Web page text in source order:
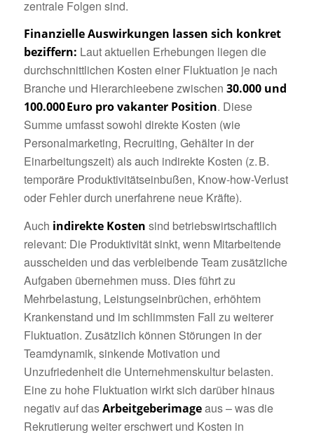
zentrale Folgen sind.
Finanzielle Auswirkungen lassen sich konkret
beziffern: Laut aktuellen Erhebungen liegen die
durchschnittlichen Kosten einer Fluktuation je nach
Branche und Hierarchieebene zwischen 30.000 und
100.000 Euro pro vakanter Position. Diese
Summe umfasst sowohl direkte Kosten (wie
Personalmarketing, Recruiting, Gehälter in der
Einarbeitungszeit) als auch indirekte Kosten (z. B.
temporäre Produktivitätseinbußen, Know-how-Verlust
oder Fehler durch unerfahrene neue Kräfte).
Auch indirekte Kosten sind betriebswirtschaftlich
relevant: Die Produktivität sinkt, wenn Mitarbeitende
ausscheiden und das verbleibende Team zusätzliche
Aufgaben übernehmen muss. Dies führt zu
Mehrbelastung, Leistungseinbrüchen, erhöhtem
Krankenstand und im schlimmsten Fall zu weiterer
Fluktuation. Zusätzlich können Störungen in der
Teamdynamik, sinkende Motivation und
Unzufriedenheit die Unternehmenskultur belasten.
Eine zu hohe Fluktuation wirkt sich darüber hinaus
negativ auf dasArbeitgeberimageaus – was die
Rekrutierung weiter erschwert und Kosten in